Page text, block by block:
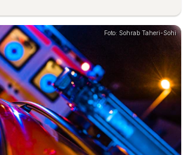
Foto: Sohrab Taheri-Sohi